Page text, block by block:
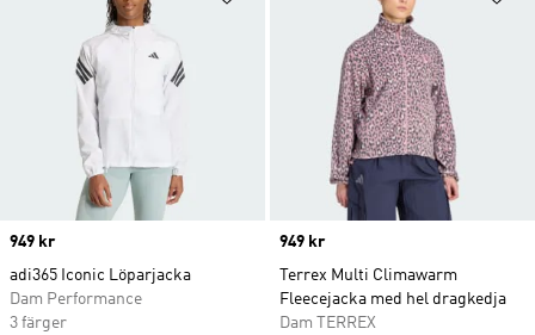
Price
949 kr
adi365 Iconic Löparjacka
Dam Performance
3 färger
Price
949 kr
Terrex Multi Climawarm
Fleecejacka med hel dragkedja
Dam TERREX